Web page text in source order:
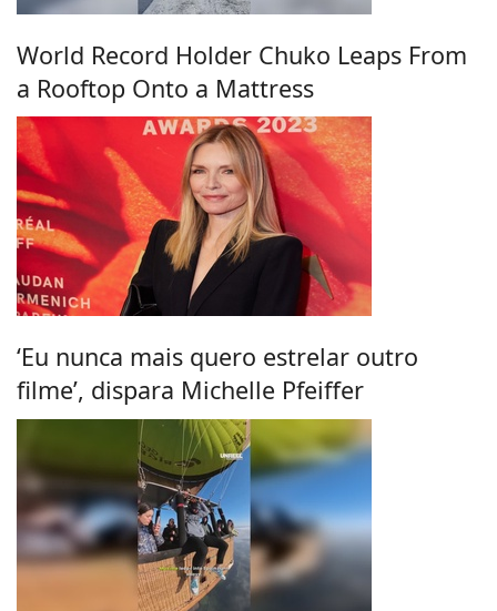
World Record Holder Chuko Leaps From
a Rooftop Onto a Mattress
‘Eu nunca mais quero estrelar outro
filme’, dispara Michelle Pfeiffer